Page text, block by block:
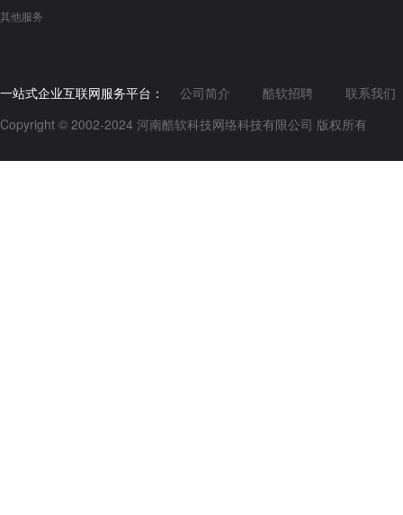
其他服务
一站式企业互联网服务平台： 公司简介 酷软招聘
联系我们
Copyright © 2002-2024 河南酷软科技网络科技有限公司 版权所有